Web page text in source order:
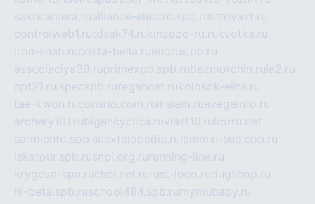
sakhcamera.rualliance-electro.spb.rustroyavt.ru
controlweb1.rutdsak74.rukinzozo-ru.rukvotka.ru
iron-snab.rucosta-bella.rueugrus.pp.ru
associaciya39.ruprimexpo.spb.rubezmorchin.ru ia2.ru
cpt21.ru ispecspb.ru regahost.rukolosok-elita.ru
tae-kwon.ruconsrio.com.ru insiam.ruavegainfo.ru
archery161.rubigencyclica.ruvlast16.rukorru.net
sarmiento.spb.suextelopedia.ru lammin-suo.spb.ru
iskatour.spb.rusnpi.org.ru running-line.ru
krygeva-spa.ruchel.net.ru rust-loco.rudugshop.ru
hl-beta.spb.ruschool494.spb.ru mymubaby.ru